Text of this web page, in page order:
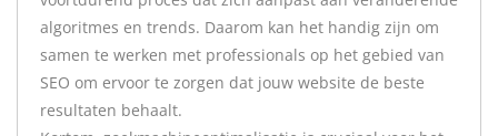
algoritmes en trends. Daarom kan het handig zijn om
samen te werken met professionals op het gebied van
SEO om ervoor te zorgen dat jouw website de beste
resultaten behaalt.